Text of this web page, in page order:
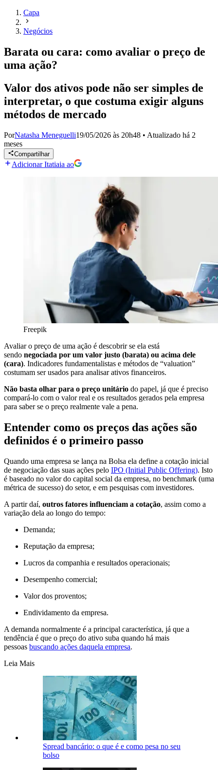
Capa
Negócios
Barata ou cara: como avaliar o preço de
uma ação?
Valor dos ativos pode não ser simples de
interpretar, o que costuma exigir alguns
métodos de mercado
PorNatasha Meneguelli19/05/2026 às 20h48 • Atualizado há 2
meses
Compartilhar
Adicionar Itatiaia ao
Freepik
Avaliar o preço de uma ação é descobrir se ela está
sendo negociada por um valor justo (barata) ou acima dele
(cara). Indicadores fundamentalistas e métodos de “valuation”
costumam ser usados para analisar ativos financeiros.
Não basta olhar para o preço unitário do papel, já que é preciso
compará-lo com o valor real e os resultados gerados pela empresa
para saber se o preço realmente vale a pena.
Entender como os preços das ações são
definidos é o primeiro passo
Quando uma empresa se lança na Bolsa ela define a cotação inicial
de negociação das suas ações pelo IPO (Initial Public Offering). Isto
é baseado no valor do capital social da empresa, no benchmark (uma
métrica de sucesso) do setor, e em pesquisas com investidores.
A partir daí, outros fatores influenciam a cotação, assim como a
variação dela ao longo do tempo:
Demanda;
Reputação da empresa;
Lucros da companhia e resultados operacionais;
Desempenho comercial;
Valor dos proventos;
Endividamento da empresa.
A demanda normalmente é a principal característica, já que a
tendência é que o preço do ativo suba quando há mais
pessoas buscando ações daquela empresa.
Leia Mais
Spread bancário: o que é e como pesa no seu
bolso